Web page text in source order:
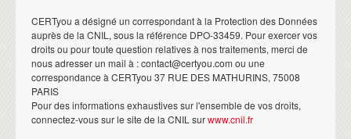
CERTyou a désigné un correspondant à la Protection des Données
auprès de la CNIL, sous la référence DPO-33459. Pour exercer vos
droits ou pour toute question relatives à nos traitements, merci de
nous adresser un mail à : contact@certyou.com ou une
correspondance à CERTyou 37 RUE DES MATHURINS, 75008
PARIS
Pour des informations exhaustives sur l'ensemble de vos droits,
connectez-vous sur le site de la CNIL surwww.cnil.fr